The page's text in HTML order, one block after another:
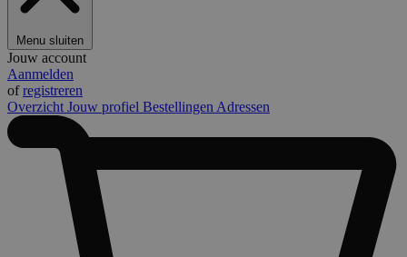
Menu sluiten
Jouw account
Aanmelden
ofregistreren
Overzicht Jouw profiel Bestellingen Adressen